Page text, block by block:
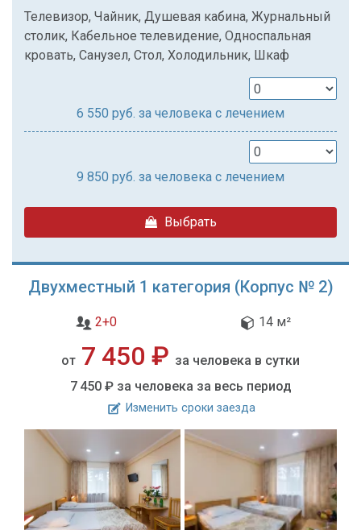
Телевизор, Чайник, Душевая кабина, Журнальный
столик, Кабельное телевидение, Односпальная
кровать, Санузел, Стол, Холодильник, Шкаф
6 550 руб. за человека с лечением
9 850 руб. за человека с лечением
Выбрать
Двухместный 1 категория (Корпус № 2)
2+0 14 м²
от 7 450 ₽ за человека в сутки
7 450 ₽ за человека за весь период
Изменить сроки заезда